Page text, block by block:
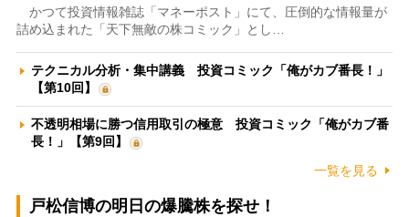
かつて投資情報雑誌「マネーポスト」にて、圧倒的な情報量が
詰め込まれた「天下無敵の株コミック」とし…
テクニカル分析・集中講義 投資コミック「俺がカブ番長！」
【第10回】
不透明相場に勝つ信用取引の極意 投資コミック「俺がカブ番
長！」【第9回】
一覧を見る
戸松信博の明日の爆騰株を探せ！